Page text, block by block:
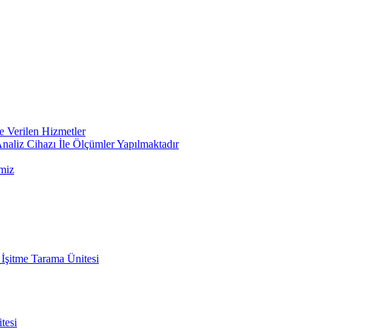
Verilen Hizmetler
Cihazı İle Ölçümler Yapılmaktadır
Tarama Ünitesi